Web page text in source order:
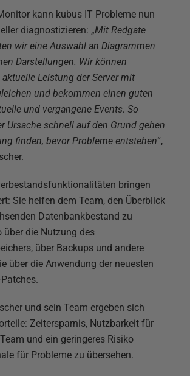
kann kubus IT Probleme nun
diagnostizieren: „Mit Redgate
wir eine Auswahl an Diagrammen
Darstellungen. Wir können
Leistung der Server mit
und bekommen einen guten
und vergangene Events. So
Ursache schnell auf den Grund gehen
finden, bevor Probleme entstehen“,
bringen
Sie helfen dem Team, den Überblick
Datenbankbestand zu
über die Nutzung des
über Backups und andere
über die Anwendung der neuesten
und sein Team ergeben sich
Zeitersparnis, Nutzbarkeit für
und ein geringeres Risiko
für Probleme zu übersehen.